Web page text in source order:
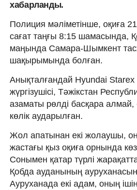
хабарланды.
Полиция мәліметінше, оқиға
сағат таңғы 8:15 шамасында,
маңында Самара-Шымкент
шақырымында болған.
Анықталғандай Hyundai Starex
жүргізушісі, Тәжікстан
азаматы рөлді басқара
көлік аударылған.
Жол апатынан екі жолаушы,
жастағы қыз оқиға орнында
Сонымен қатар түрлі
Қобда ауданының
Ауруханада екі адам, оның